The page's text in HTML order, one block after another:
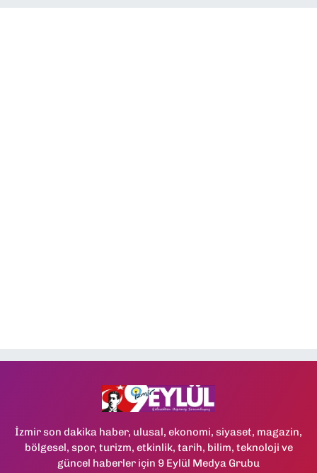
İzmir son dakika haber, ulusal, ekonomi, siyaset, magazin,
bölgesel, spor, turizm, etkinlik, tarih, bilim, teknoloji ve
güncel haberler için 9 Eylül Medya Grubu